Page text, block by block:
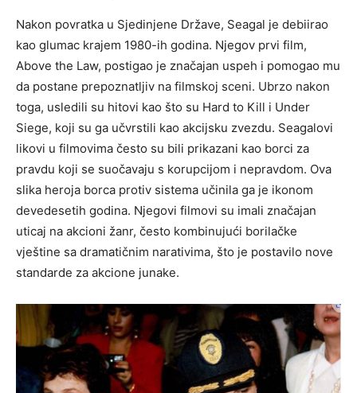
Nakon povratka u Sjedinjene Države, Seagal je debiirao
kao glumac krajem 1980-ih godina. Njegov prvi film,
Above the Law, postigao je značajan uspeh i pomogao mu
da postane prepoznatljiv na filmskoj sceni. Ubrzo nakon
toga, usledili su hitovi kao što su Hard to Kill i Under
Siege, koji su ga učvrstili kao akcijsku zvezdu. Seagalovi
likovi u filmovima često su bili prikazani kao borci za
pravdu koji se suočavaju s korupcijom i nepravdom. Ova
slika heroja borca protiv sistema učinila ga je ikonom
devedesetih godina. Njegovi filmovi su imali značajan
uticaj na akcioni žanr, često kombinujući borilačke
vještine sa dramatičnim narativima, što je postavilo nove
standarde za akcione junake.